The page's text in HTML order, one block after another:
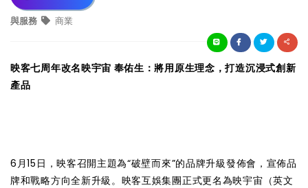
與服務 商業
映客七周年改名映宇宙 奉佑生：將用原生理念，打造沉浸式創新
產品
6月15日，映客召開主題為“破壁而來”的品牌升級發佈會，宣佈品
牌和戰略方向全新升級。映客互娛集團正式更名為映宇宙（英文